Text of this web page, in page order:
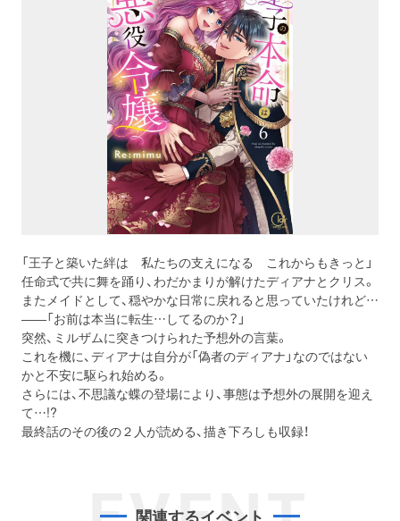
「王子と築いた絆は 私たちの支えになる これからもきっと」
任命式で共に舞を踊り、わだかまりが解けたディアナとクリス。
またメイドとして、穏やかな日常に戻れると思っていたけれど…
――「お前は本当に転生…してるのか？」
突然、ミルザムに突きつけられた予想外の言葉。
これを機に、ディアナは自分が「偽者のディアナ」なのではない
かと不安に駆られ始める。
さらには、不思議な蝶の登場により、事態は予想外の展開を迎え
て…!?
最終話のその後の２人が読める、描き下ろしも収録！
関連するイベント